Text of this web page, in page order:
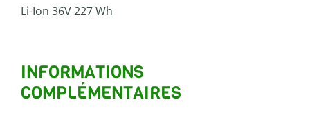
Li-Ion 36V 227 Wh
INFORMATIONS
COMPLÉMENTAIRES